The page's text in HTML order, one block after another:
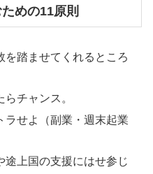
めの11原則
を踏ませてくれるところ
チャンス。
ラせよ（副業・週末起業
途上国の支援にはせ参じ